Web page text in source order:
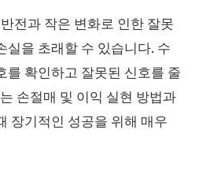
전과 작은 변화로 인한 잘못
을 초래할 수 있습니다. 수
확인하고 잘못된 신호를 줄
손절매 및 이익 실현 방법과
장기적인 성공을 위해 매우